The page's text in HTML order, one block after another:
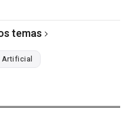
temas
Artificial